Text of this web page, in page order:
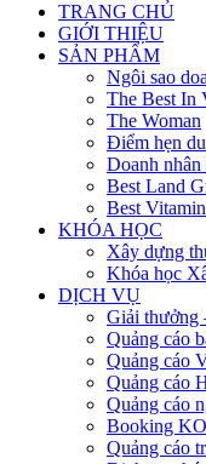
TRANG CHỦ
GIỚI THIỆU
SẢN PHẨM
Ngôi sao
The Best In
The Woman
Điểm hẹn
Doanh
Best Land
Best
KHÓA HỌC
Xây dựng
Khóa học
DỊCH VỤ
Giải thưởng
Quảng cáo
Quảng cáo
Quảng cáo
Quảng cáo
Booking
Quảng cáo